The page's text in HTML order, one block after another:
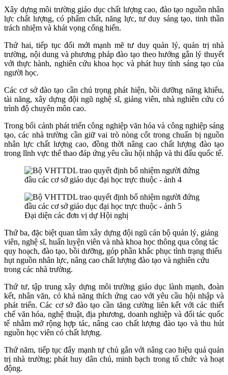
Xây dựng môi trường giáo dục chất lượng cao, đào tạo nguồn nhân
lực chất lượng, có phẩm chất, năng lực, tư duy sáng tạo, tinh thần
trách nhiệm và khát vọng cống hiến.
Thứ hai, tiếp tục đổi mới mạnh mẽ tư duy quản lý, quản trị nhà
trường, nội dung và phương pháp đào tạo theo hướng gắn lý thuyết
với thực hành, nghiên cứu khoa học và phát huy tính sáng tạo của
người học.
Các cơ sở đào tạo cần chú trọng phát hiện, bồi dưỡng năng khiếu,
tài năng, xây dựng đội ngũ nghệ sĩ, giảng viên, nhà nghiên cứu có
trình độ chuyên môn cao.
Trong bối cảnh phát triển công nghiệp văn hóa và công nghiệp sáng
tạo, các nhà trường cần giữ vai trò nòng cốt trong chuẩn bị nguồn
nhân lực chất lượng cao, đồng thời nâng cao chất lượng đào tạo
trong lĩnh vực thể thao đáp ứng yêu cầu hội nhập và thi đấu quốc tế.
Đại diện các đơn vị dự Hội nghị
Thứ ba, đặc biệt quan tâm xây dựng đội ngũ cán bộ quản lý, giảng
viên, nghệ sĩ, huấn luyện viên và nhà khoa học thông qua công tác
quy hoạch, đào tạo, bồi dưỡng, góp phần khắc phục tình trạng thiếu
hụt nguồn nhân lực, nâng cao chất lượng đào tạo và nghiên cứu
trong các nhà trường.
Thứ tư, tập trung xây dựng môi trường giáo dục lành mạnh, đoàn
kết, nhân văn, có khả năng thích ứng cao với yêu cầu hội nhập và
phát triển. Các cơ sở đào tạo cần tăng cường liên kết với các thiết
chế văn hóa, nghệ thuật, địa phương, doanh nghiệp và đối tác quốc
tế nhằm mở rộng hợp tác, nâng cao chất lượng đào tạo và thu hút
nguồn học viên có chất lượng.
Thứ năm, tiếp tục đẩy mạnh tự chủ gắn với nâng cao hiệu quả quản
trị nhà trường; phát huy dân chủ, minh bạch trong tổ chức và hoạt
động.